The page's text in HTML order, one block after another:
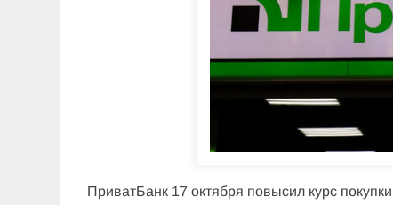
ПриватБанк 17 октября повысил курс